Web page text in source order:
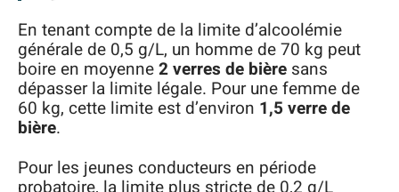
En tenant compte de la limite d’alcoolémie
générale de 0,5 g/L, un homme de 70 kg peut
boire en moyenne2 verres de bière sans
dépasser la limite légale. Pour une femme de
60 kg, cette limite est d’environ 1,5 verre de
bière.
Pour les jeunes conducteurs en période